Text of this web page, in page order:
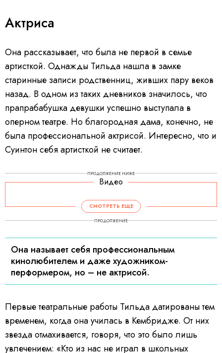
Актриса
Она рассказывает, что была не первой в семье
артисткой. Однажды Тильда нашла в замке
старинные записи родственниц, живших пару веков
назад. В одном из таких дневников значилось, что
прапрабабушка девушки успешно выступала в
оперном театре. Но благородная дама, конечно, не
была профессиональной актрисой. Интересно, что и
Суинтон себя артисткой не считает.
ПРОДОЛЖЕНИЕ НИЖЕ
Видео
СМОТРЕТЬ ЕЩЕ
ПРОДОЛЖЕНИЕ
Она называет себя профессиональным
кинолюбителем и даже художником-
перформером, но – не актрисой.
Первые театральные работы Тильда датированы тем
временем, когда она училась в Кембридже. От них
звезда отмахивается, говоря, что это было лишь
увлечением: «Кто из нас не играл в школьных